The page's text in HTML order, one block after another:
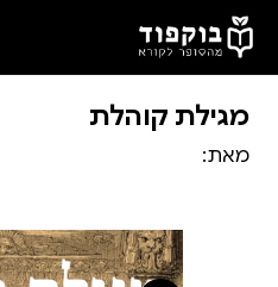
דלג לתוכן הראשי
מגילת קוהלת
מאת: